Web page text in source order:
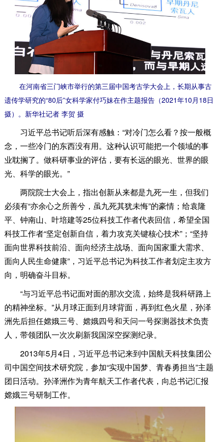
在河南省三门峡市举行的第三届中国考古学大会上，长期从事古
遗传学研究的“80后”女科学家付巧妹在作主题报告（2021年10月18日
摄）。新华社记者 李贺 摄
习近平总书记听后深有感触：“对冷门怎么看？按一般概
念，一些冷门的东西没有用。这种认识可能把一个领域的事
业耽搁了。做科研事业的评估，要有长远的眼光、世界的眼
光、科学的眼光。”
两院院士大会上，指出创新从来都是九死一生，但我们
必须有“亦余心之所善兮，虽九死其犹未悔”的豪情；给袁隆
平、钟南山、叶培建等25位科技工作者代表回信，希望全国
科技工作者“坚定创新自信，着力攻克关键核心技术”；“坚持
面向世界科技前沿、面向经济主战场、面向国家重大需求、
面向人民生命健康”，习近平总书记为科技工作者划定主攻方
向，明确奋斗目标。
“与习近平总书记面对面的那次交流，始终是我科研路上
的精神坐标。”从月球正面到月球背面，再到红色火星，孙泽
洲先后担任嫦娥三号、嫦娥四号和天问一号探测器技术负责
人，带领团队一次次刷新我国深空探测纪录。
2013年5月4日，习近平总书记来到中国航天科技集团公
司中国空间技术研究院，参加“实现中国梦、青春勇担当”主题
团日活动。孙泽洲作为青年航天工作者代表，向总书记汇报
嫦娥三号研制工作。